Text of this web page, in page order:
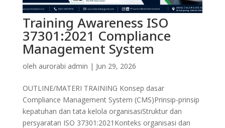
Training Awareness ISO
37301:2021 Compliance
Management System
oleh aurorabi admin | Jun 29, 2026
OUTLINE/MATERI TRAINING Konsep dasar
Compliance Management System (CMS)Prinsip-prinsip
kepatuhan dan tata kelola organisasiStruktur dan
persyaratan ISO 37301:2021Konteks organisasi dan